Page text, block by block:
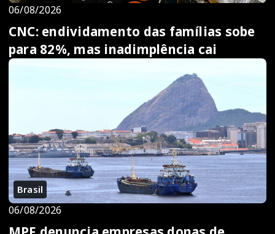
06/08/2026
CNC: endividamento das famílias sobe
para 82%, mas inadimplência cai
Brasil
06/08/2026